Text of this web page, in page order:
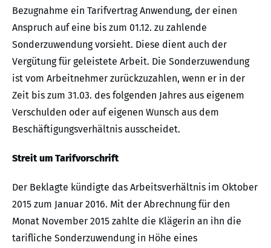
Bezugnahme ein Tarifvertrag Anwendung, der einen
Anspruch auf eine bis zum 01.12. zu zahlende
Sonderzuwendung vorsieht. Diese dient auch der
Vergütung für geleistete Arbeit. Die Sonderzuwendung
ist vom Arbeitnehmer zurückzuzahlen, wenn er in der
Zeit bis zum 31.03. des folgenden Jahres aus eigenem
Verschulden oder auf eigenen Wunsch aus dem
Beschäftigungsverhältnis ausscheidet.
Streit um Tarifvorschrift
Der Beklagte kündigte das Arbeitsverhältnis im Oktober
2015 zum Januar 2016. Mit der Abrechnung für den
Monat November 2015 zahlte die Klägerin an ihn die
tarifliche Sonderzuwendung in Höhe eines